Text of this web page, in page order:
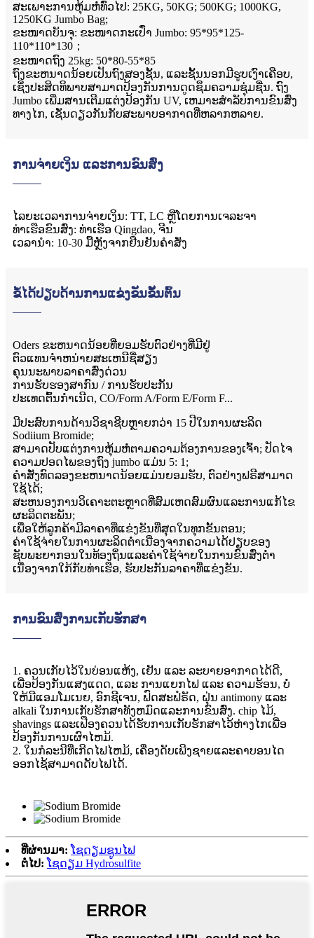
ສະເພາະການຫຸ້ມຫໍ່ທົ່ວໄປ: 25KG, 50KG; 500KG; 1000KG,
1250KG Jumbo Bag;
ຂະໜາດບັນຈຸ: ຂະໜາດກະເປົ໋າ Jumbo: 95*95*125-
110*110*130；
ຂະໜາດຖົງ 25kg: 50*80-55*85
ຖົງຂະຫນາດນ້ອຍເປັນຖົງສອງຊັ້ນ, ແລະຊັ້ນນອກມີຮູບເງົາເຄືອບ,
ເຊິ່ງປະສິດທິພາບສາມາດປ້ອງກັນການດູດຊຶມຄວາມຊຸ່ມຊື່ນ. ຖົງ
Jumbo ເພີ່ມສານເຕີມແຕ່ງປ້ອງກັນ UV, ເຫມາະສໍາລັບການຂົນສົ່ງ
ທາງໄກ, ເຊັ່ນດຽວກັນກັບສະພາບອາກາດທີ່ຫລາກຫລາຍ.
ການຈ່າຍເງິນ ແລະການຂົນສົ່ງ
ໄລຍະເວລາການຈ່າຍເງິນ: TT, LC ຫຼືໂດຍການເຈລະຈາ
ທ່າເຮືອຂົນສົ່ງ: ທ່າເຮືອ Qingdao, ຈີນ
ເວລານໍາ: 10-30 ມື້ຫຼັງຈາກຢືນຢັນຄໍາສັ່ງ
ຂໍ້ໄດ້ປຽບດ້ານການແຂ່ງຂັນຂັ້ນຕົ້ນ
Oders ຂະຫນາດນ້ອຍທີ່ຍອມຮັບຕົວຢ່າງທີ່ມີຢູ່
ຕົວແທນຈໍາຫນ່າຍສະເຫນີຊື່ສຽງ
ຄຸນນະພາບລາຄາສົ່ງດ່ວນ
ການ​ຮັບ​ຮອງ​ສາ​ກົນ / ການ​ຮັບ​ປະ​ກັນ
ປະເທດຕົ້ນກຳເນີດ, CO/Form A/Form E/Form F...
ມີປະສົບການດ້ານວິຊາຊີບຫຼາຍກວ່າ 15 ປີໃນການຜະລິດ
Sodiium Bromide;
ສາມາດປັບແຕ່ງການຫຸ້ມຫໍ່ຕາມຄວາມຕ້ອງການຂອງເຈົ້າ; ປັດໄຈ
ຄວາມປອດໄພຂອງຖົງ jumbo ແມ່ນ 5: 1;
ຄໍາສັ່ງທົດລອງຂະຫນາດນ້ອຍແມ່ນຍອມຮັບ, ຕົວຢ່າງຟຣີສາມາດ
ໃຊ້ໄດ້;
ສະຫນອງການວິເຄາະຕະຫຼາດທີ່ສົມເຫດສົມຜົນແລະການແກ້ໄຂ
ຜະລິດຕະພັນ;
ເພື່ອໃຫ້ລູກຄ້າມີລາຄາທີ່ແຂ່ງຂັນທີ່ສຸດໃນທຸກຂັ້ນຕອນ;
ຄ່າໃຊ້ຈ່າຍໃນການຜະລິດຕ່ໍາເນື່ອງຈາກຄວາມໄດ້ປຽບຂອງ
ຊັບພະຍາກອນໃນທ້ອງຖິ່ນແລະຄ່າໃຊ້ຈ່າຍໃນການຂົນສົ່ງຕ່ໍາ
ເນື່ອງຈາກໃກ້ກັບທ່າເຮືອ, ຮັບປະກັນລາຄາທີ່ແຂ່ງຂັນ.
ການຂົນສົ່ງການເກັບຮັກສາ
1. ຄວນເກັບໄວ້ໃນບ່ອນແຫ້ງ, ເຢັນ ແລະ ລະບາຍອາກາດໄດ້ດີ,
ເພື່ອປ້ອງກັນແສງແດດ, ແລະ ການແຍກໄຟ ແລະ ຄວາມຮ້ອນ, ບໍ່
ໃຫ້ມີແອມໂມເນຍ, ອົກຊີເຈນ, ຟົດສະຟໍຣັດ, ຝຸ່ນ antimony ແລະ
alkali ໃນການເກັບຮັກສາທັງຫມົດແລະການຂົນສົ່ງ. chip ໄມ້,
shavings ແລະເຟືອງຄວນໄດ້ຮັບການເກັບຮັກສາໄວ້ຫ່າງໄກເພື່ອ
ປ້ອງກັນການເຜົາໄຫມ້.
2. ໃນກໍລະນີທີ່ເກີດໄຟໄຫມ້, ເຄື່ອງດັບເພີງຊາຍແລະຄາບອນໄດ
ອອກໄຊ້ສາມາດດັບໄຟໄດ້.
ທີ່ຜ່ານມາ: ໂຊດຽມຊູນໄຟ
ຕໍ່ໄປ: ໂຊດຽມ Hydrosulfite